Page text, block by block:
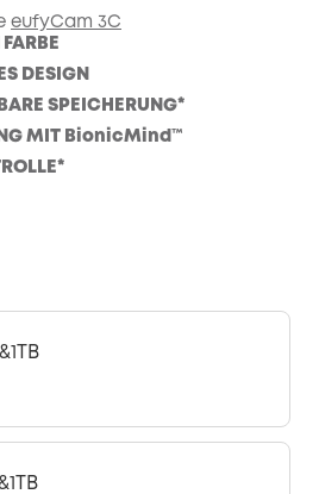
eufyCam 3C
DESIGN
SPEICHERUNG*
MIT BionicMind™